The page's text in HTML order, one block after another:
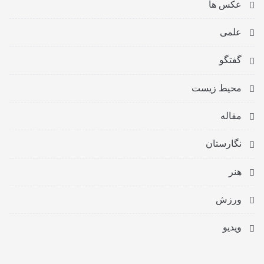
عکس ها
علمی
گفتگو
محیط زیست
مقاله
نگارستان
هنر
ورزش
ویدیو